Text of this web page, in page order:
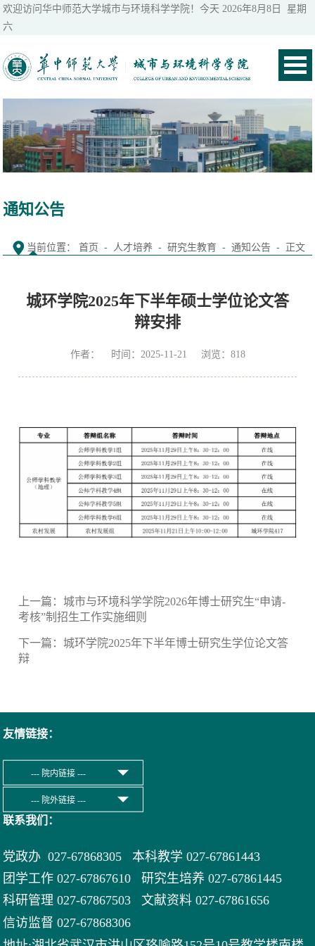
欢迎访问华中师范大学城市与环境科学学院！今天 2026年8月8日 星期
六
通知公告
当前位置： 首页 - 人才培养 - 研究生教育- 通知公告- 正文
城环学院2025年下半年硕士学位论文答
辩安排
作者： 时间：2025-11-21 浏览： 818
上一篇：城市与环境科学学院2026年博士研究生“申请-
考核”制招生工作实施细则
下一篇：城环学院2025年下半年博士研究生学位论文答
辩
友情链接：
联系我们：
党政办 027-67868305 本科教学 027-67861443
团学工作 027-67867610 研究生培养 027-67861445
科研管理 027-67867503 文献资料 027-67861656
信访监督 027-67868306